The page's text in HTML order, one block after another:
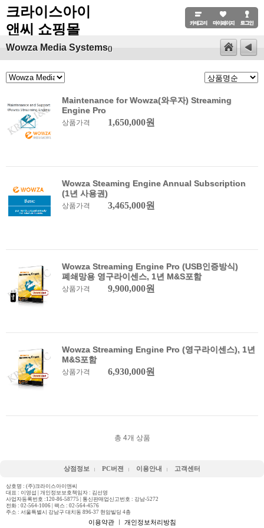
크라이스아이
앤씨 쇼핑몰
Wowza Media Systems()
Maintenance for Wowza(와우자) Streaming
Engine Pro
상품가격 1,650,000원
Wowza Steaming Engine Annual Subscription
(1년 사용권)
상품가격 3,465,000원
Wowza Streaming Engine Pro (USB인증방식)
폐쇄망용 영구라이센스, 1년 M&S포함
상품가격 9,900,000원
Wowza Streaming Engine Pro (영구라이센스), 1년
M&S포함
상품가격 6,930,000원
총 4개 상품
상점정보 PC버젼 이용안내 고객센터
상호명 : (주)크라이스아이앤씨
대표 : 이영섭 | 개인정보보호책임자 : 김선영
사업자등록번호 :120-86-58775 | 통신판매업신고번호 : 강남-5272
전화 : 02-564-1006 | 팩스 : 02-564-4576
주소 : 서울특별시 강남구 대치동 896-37 현암빌딩 4층
이용약관ㅣ 개인정보처리방침